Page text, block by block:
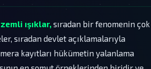
ışıklar, sıradan bir fenomenin çok
sıradan devlet açıklamalarıyla
kayıtları hükümetin yalanlama